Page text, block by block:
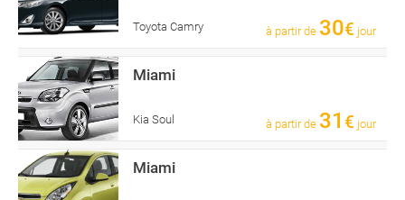
Toyota Camry à partir de 30€ jour
Miami
Kia Soul à partir de 31 € jour
Miami